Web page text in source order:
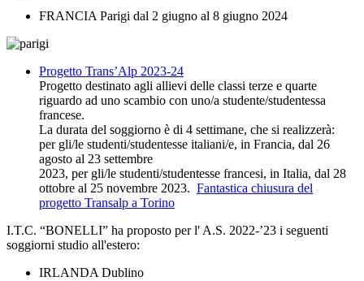
FRANCIA Parigi dal 2 giugno al 8 giugno 2024
Progetto Trans’Alp 2023-24
Progetto destinato agli allievi delle classi terze e quarte
riguardo ad uno scambio con uno/a studente/studentessa
francese.
La durata del soggiorno è di 4 settimane, che si realizzerà:
per gli/le studenti/studentesse italiani/e, in Francia, dal 26
agosto al 23 settembre
2023, per gli/le studenti/studentesse francesi, in Italia, dal 28
ottobre al 25 novembre 2023. Fantastica chiusura del
progetto Transalp a Torino
I.T.C. “BONELLI” ha proposto per l' A.S. 2022-’23 i seguenti
soggiorni studio all'estero:
IRLANDA Dublino